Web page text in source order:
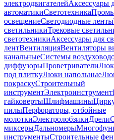
электродвигателейАксессуары
автоматикиСветотехника
освещениеСветодиодные ленты
светильникиТрековые
светотехникиАксессуары для
лентВентиляцияВентиляторы
канальныеСистемы
диффузорыПроветриватели
под плиткуЛюки напольные
покраскуСтроительный
инструментЭлектроинструмент
гайковертыШлифмашины
пилыПерфораторы, отбойные
молоткиЭлектролобзикиДрели
миксерыДальномеры
инструментыСтроительные